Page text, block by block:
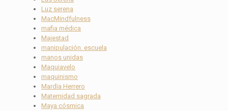
Luz serena
MacMindfulness
mafia médica
Majestad
manipulación. escuela
manos unidas
Maquiavelo
maquinismo
Mardïa Herrero
Maternidad sagrada
Maya cósmica